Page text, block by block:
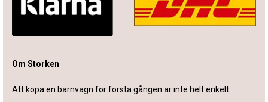
Om Storken
Att köpa en barnvagn för första gången är inte helt enkelt.